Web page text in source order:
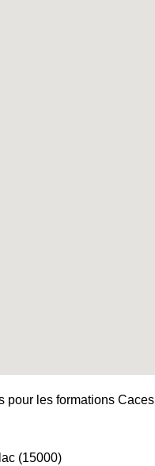
pour les formations
(15000)